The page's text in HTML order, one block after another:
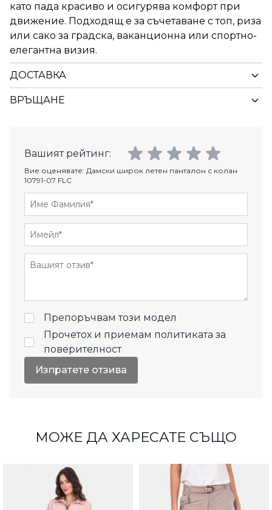
като пада красиво и осигурява комфорт при
движение. Подходящ е за съчетаване с топ, риза
или сако за градска, ваканционна или спортно-
елегантна визия.
ДОСТАВКА
ВРЪЩАНЕ
Вашият рейтинг:
Вие оценявате: Дамски широк летен панталон с колан
10791-07 FLC
Име Фамилия
Имейл
Отзиви
Препоръчвам този модел
Прочетох и приемам политиката за
поверителност
Изпратете отзива
МОЖЕ ДА ХАРЕСАТЕ СЪЩО